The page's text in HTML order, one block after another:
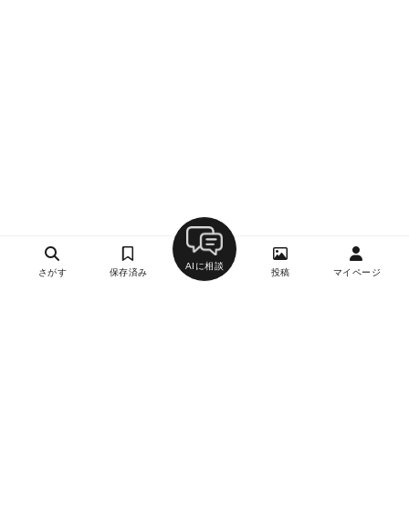
さがす 保存済み
AIに相談
投稿 マイページ